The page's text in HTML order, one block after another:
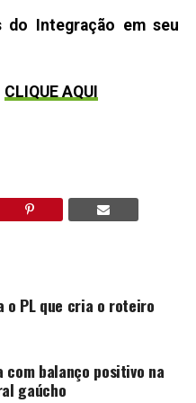
do Integração em seu
CLIQUE AQUI
o PL que cria o roteiro
com balanço positivo na
gaúcho